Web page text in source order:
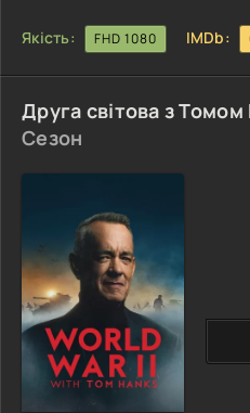
Якість: FHD 1080 IMDb:
Друга світова з
Сезон